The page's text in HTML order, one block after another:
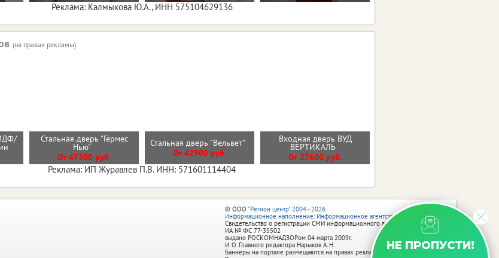
Реклама: Калмыкова Ю.А., ИНН 575104629136
(на правах рекламы)
Стальная дверь "Гермес
Нью"
От 47300 руб.
Стальная дверь "Вельвет"
От 42900 руб.
Входная дверь ВУД
ВЕРТИКАЛЬ
От 27600 руб.
Реклама: ИП Журавлев П.В. ИНН: 571601114404
НЕ ПРОПУСТИ!
© ООО "Регион центр" 2004 - 2026
Информационное наполнение: Информационное агентство vRossii.ru
Свидетельство о регистрации СМИ информационного агентства vRossii.ru
ИА № ФС 77‑35502
выдано РОСКОМНАДЗОРом 04 марта 2009г.
И. О. Главного редактора Нарыков А. Н.
Баннеры на портале размещаются на правах рекламы.